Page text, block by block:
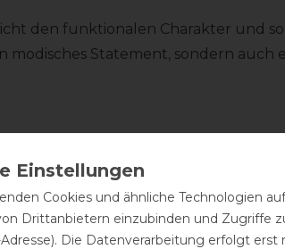
den funktionalen Charakter und
modisches Statement, sondern auch
Cookies und ähnliche Technologien
Drittanbietern einzubinden und Zugriffe
Die Datenverarbeitung erfolgt